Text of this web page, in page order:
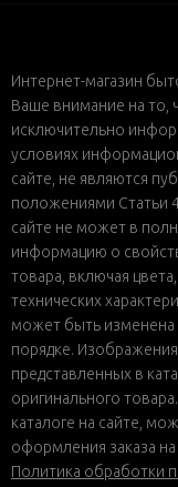
Интернет-магазин
Ваше внимание на то,
исключительно
условиях
сайте, не являются
положениями Статьи
сайте не может в
информацию о
товара, включая
технических
может быть
порядке.
представленных в
оригинального
каталоге на сайте,
оформления заказа
Политика обработки